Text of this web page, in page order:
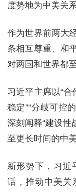
度势地为中美关
作为世界前两大
条相互尊重、和
对两国和世界都
习近平主席以“合
稳定”“分歧可控
深刻阐释“建设性
至更长时间的中
新形势下，习近
话，推动中美关